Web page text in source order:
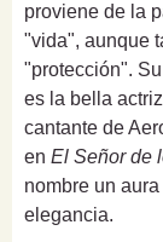
proviene de la
"vida", aunque
"protección".
es la bella
cantante de
en El Señor de
nombre un
elegancia.